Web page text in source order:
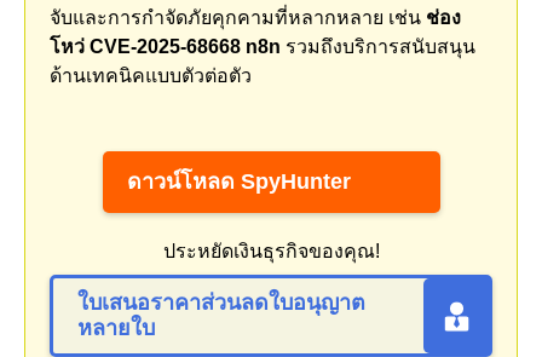
จับและการกำจัดภัยคุกคามที่หลากหลาย เช่น ช่อง
โหว่ CVE-2025-68668 n8n รวมถึงบริการสนับสนุน
ด้านเทคนิคแบบตัวต่อตัว
ดาวน์โหลด SpyHunter
ประหยัดเงินธุรกิจของคุณ!
ใบเสนอราคาส่วนลดใบอนุญาต
หลายใบ